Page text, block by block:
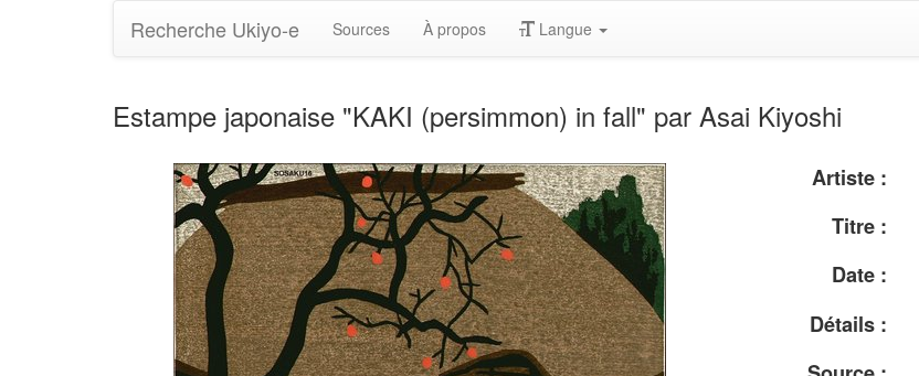
Recherche Ukiyo-e Sources À propos Langue
Estampe japonaise "KAKI (persimmon) in fall" par Asai Kiyoshi
Artiste :
Titre :
Date :
Détails :